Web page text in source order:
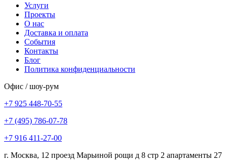
Услуги
Проекты
О нас
Доставка и оплата
События
Контакты
Блог
Политика конфиденциальности
Офис / шоу-рум
+7 925 448-70-55
+7 (495) 786-07-78
+7 916 411-27-00
г. Москва, 12 проезд Марьиной рощи д 8 стр 2 апартаменты 27